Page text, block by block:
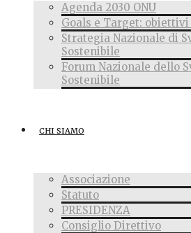
Agenda 2030 ONU
Goals e Target:
Strategia Nazionale di
Sostenibile
Forum Nazionale dello
Sostenibile
CHI SIAMO
Associazione
Statuto
PRESIDENZA
Consiglio Direttivo